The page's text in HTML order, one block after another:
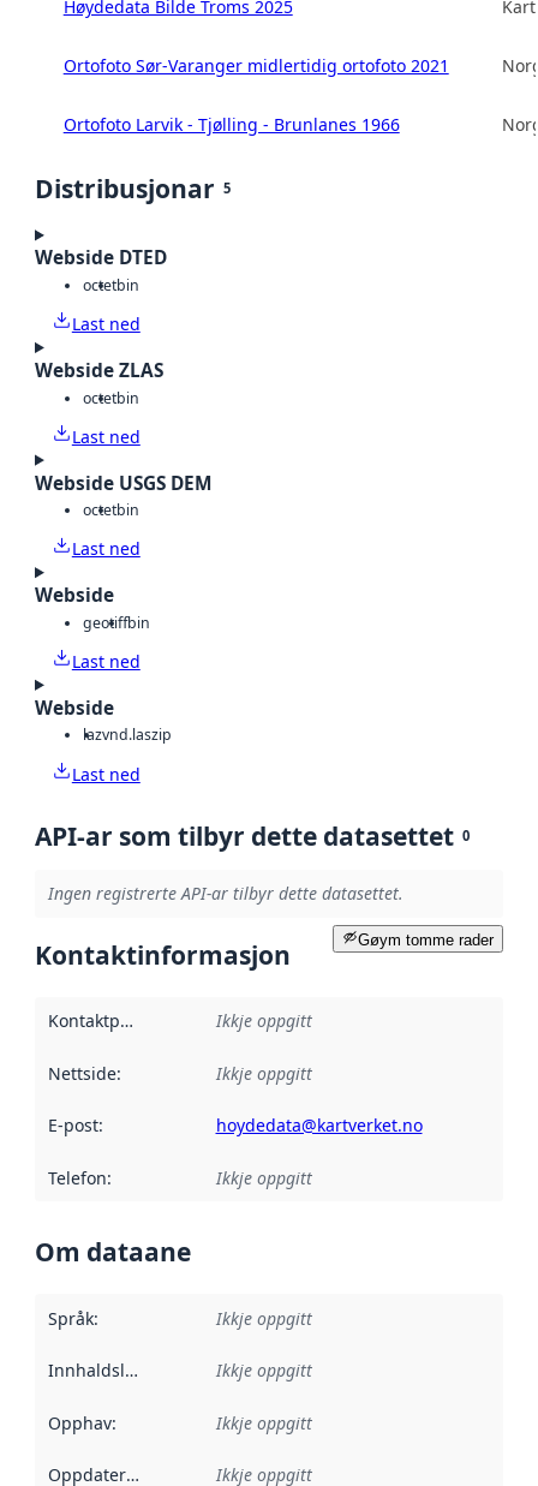
Høydedata Bilde Troms 2025
Ortofoto Sør-Varanger midlertidig ortofoto 2021
Ortofoto Larvik - Tjølling - Brunlanes 1966
Distribusjonar 5
Webside DTED
octetbin
Last ned
Webside ZLAS
octetbin
Last ned
Webside USGS DEM
octetbin
Last ned
Webside
geotiffbin
Last ned
Webside
lazvnd.laszip
Last ned
API-ar som tilbyr dette datasettet 0
Ingen registrerte API-ar tilbyr dette datasettet.
Gøym tomme rader
Kontaktinformasjon
Kontaktpunkt Ikkje oppgitt
Nettside: Ikkje oppgitt
E-post: hoydedata@kartverket.no
Telefon: Ikkje oppgitt
Om dataane
Språk: Ikkje oppgitt
Innhaldsleverandørar :
Ikkje oppgitt
Opphav: Ikkje oppgitt
Oppdateringsfrekvens :
Ikkje oppgitt